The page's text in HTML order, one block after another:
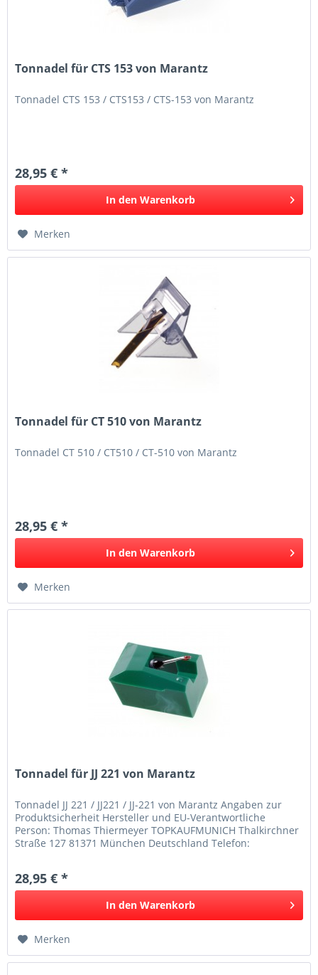
Tonnadel für CTS 153 von Marantz
Tonnadel CTS 153 / CTS153 / CTS-153 von Marantz
28,95 € *
In den Warenkorb
Merken
Tonnadel für CT 510 von Marantz
Tonnadel CT 510 / CT510 / CT-510 von Marantz
28,95 € *
In den Warenkorb
Merken
Tonnadel für JJ 221 von Marantz
Tonnadel JJ 221 / JJ221 / JJ-221 von Marantz Angaben zur
Produktsicherheit Hersteller und EU-Verantwortliche
Person: Thomas Thiermeyer TOPKAUFMUNICH Thalkirchner
Straße 127 81371 München Deutschland Telefon:
28,95 € *
In den Warenkorb
Merken